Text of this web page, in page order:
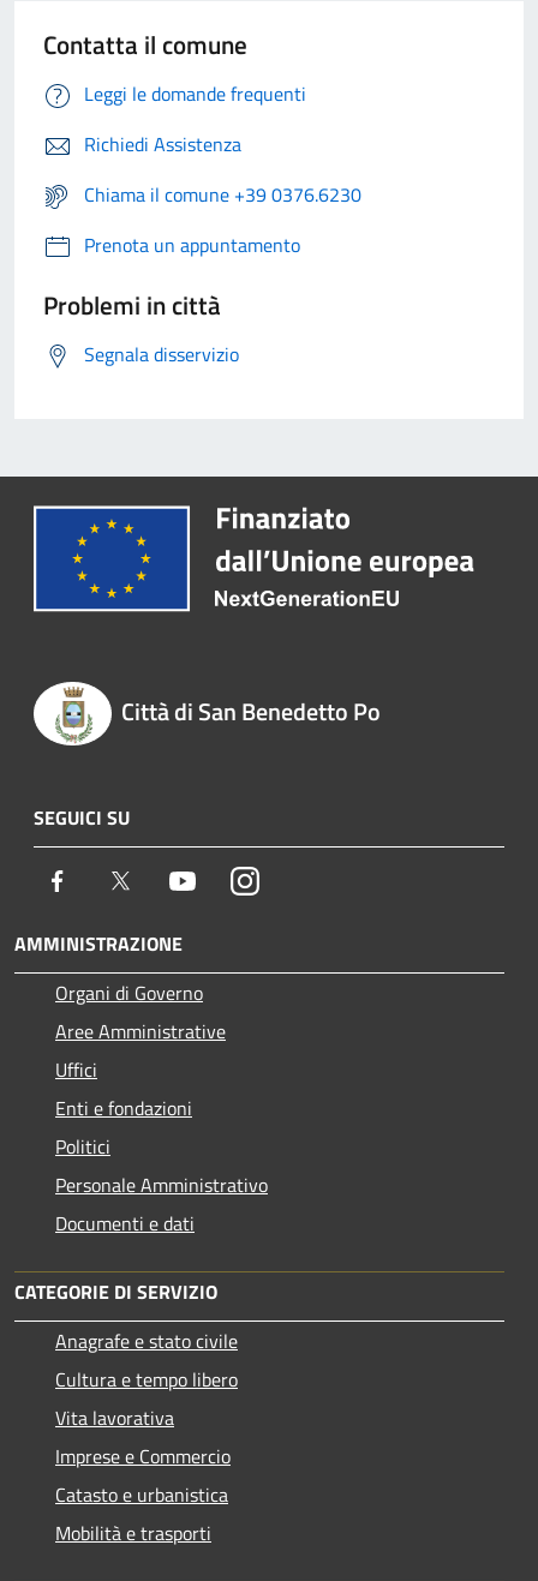
Contatta il comune
Leggi le domande frequenti
Richiedi Assistenza
Chiama il comune +39 0376.6230
Prenota un appuntamento
Problemi in città
Segnala disservizio
Città di San Benedetto Po
SEGUICI SU
Facebook Twitter YoutubeInstagram
AMMINISTRAZIONE
Organi di Governo
Aree Amministrative
Uffici
Enti e fondazioni
Politici
Personale Amministrativo
Documenti e dati
CATEGORIE DI SERVIZIO
Anagrafe e stato civile
Cultura e tempo libero
Vita lavorativa
Imprese e Commercio
Catasto e urbanistica
Mobilità e trasporti